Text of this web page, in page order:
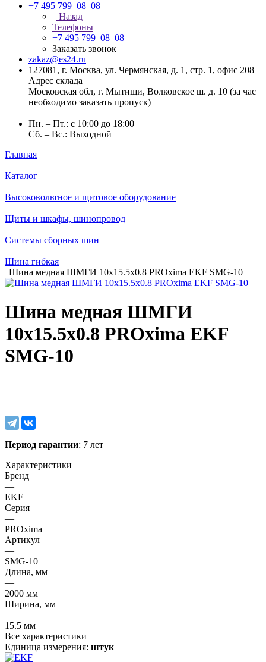
+7 495 799–08–08
Назад
Телефоны
+7 495 799–08–08
Заказать звонок
zakaz@es24.ru
127081, г. Москва, ул. Чермянская, д. 1, стр. 1, офис 208
Адрес склада
Московская обл, г. Мытищи, Волковское ш. д. 10 (за час
необходимо заказать пропуск)
Пн. – Пт.: с 10:00 до 18:00
Сб. – Вс.: Выходной
Главная
Каталог
Высоковольтное и щитовое оборудование
Щиты и шкафы, шинопровод
Системы сборных шин
Шина гибкая
Шина медная ШМГИ 10х15.5х0.8 PROxima EKF SMG-10
Шина медная ШМГИ
10х15.5х0.8 PROxima EKF
SMG-10
Период гарантии: 7 лет
Характеристики
Бренд
—
EKF
Серия
—
PROxima
Артикул
—
SMG-10
Длина, мм
—
2000 мм
Ширина, мм
—
15.5 мм
Все характеристики
Единица измерения: штук